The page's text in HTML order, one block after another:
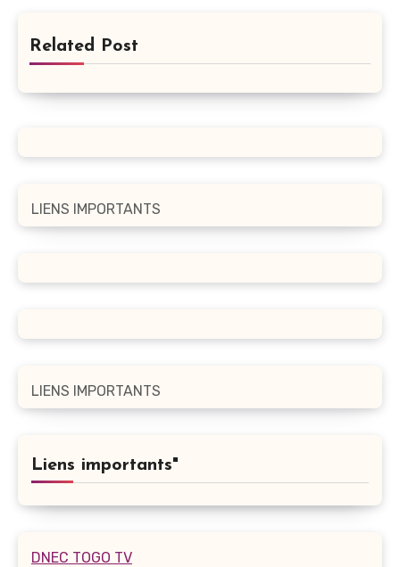
Related Post
LIENS IMPORTANTS
LIENS IMPORTANTS
Liens importants"
DNEC TOGO TV